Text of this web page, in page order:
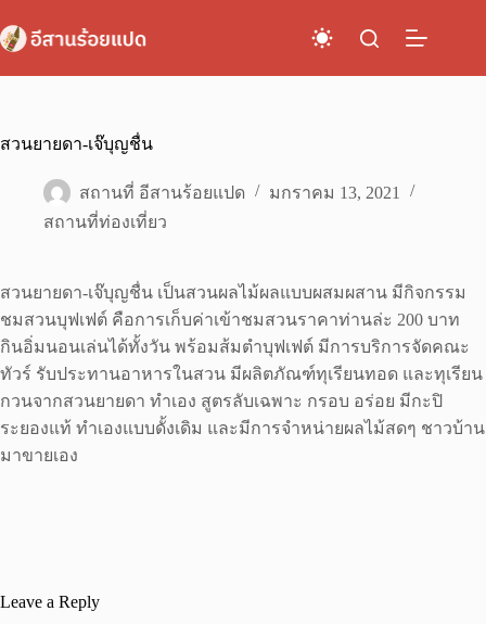
to
content
สวนยายดา-เจ๊บุญชื่น
สถานที่ อีสานร้อยแปด
มกราคม 13, 2021
สถานที่ท่องเที่ยว
สวนยายดา-เจ๊บุญชื่น เป็นสวนผลไม้ผลแบบผสมผสาน มีกิจกรรม
ชมสวนบุฟเฟต์ คือการเก็บค่าเข้าชมสวนราคาท่านล่ะ 200 บาท
กินอิ่มนอนเล่นได้ทั้งวัน พร้อมส้มตำบุฟเฟต์ มีการบริการจัดคณะ
ทัวร์ รับประทานอาหารในสวน มีผลิตภัณฑ์ทุเรียนทอด และทุเรียน
กวนจากสวนยายดา ทำเอง สูตรลับเฉพาะ กรอบ อร่อย มีกะปิ
ระยองแท้ ทำเองแบบดั้งเดิม และมีการจำหน่ายผลไม้สดๆ ชาวบ้าน
มาขายเอง
Leave a Reply